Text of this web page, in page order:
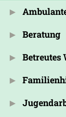
Beratung
Betreutes